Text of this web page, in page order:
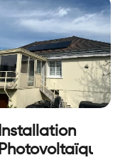
Installation
Photovoltaïque